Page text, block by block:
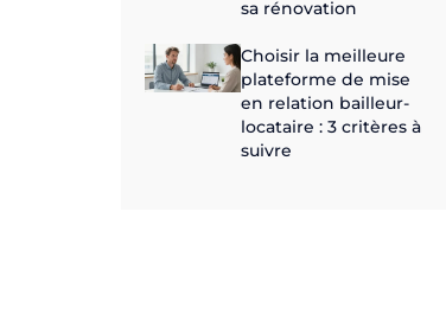
sa rénovation
Choisir la meilleure
plateforme de mise
en relation bailleur-
locataire : 3 critères à
suivre